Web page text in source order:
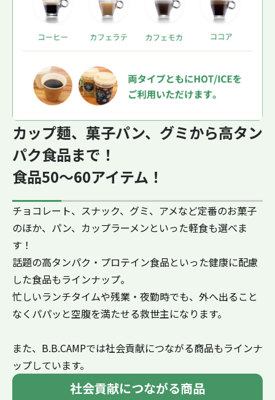
カップ麺、菓子パン、グミから高タン
パク食品まで！
食品50〜60アイテム！
チョコレート、スナック、グミ、アメなど定番のお菓子
のほか、パン、カップラーメンといった軽食も選べま
す！
話題の高タンパク・プロテイン食品といった健康に配慮
した食品もラインナップ。
忙しいランチタイムや残業・夜勤時でも、外へ出ること
なくパパッと空腹を満たせる救世主になります。
また、B.B.CAMPでは社会貢献につながる商品もラインナ
ップしています。
社会貢献につながる商品